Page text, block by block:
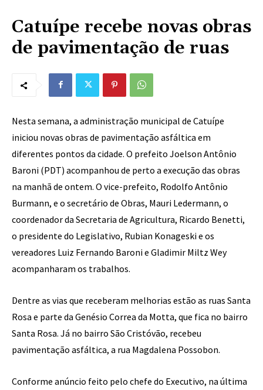
Catuípe recebe novas obras
de pavimentação de ruas
Nesta semana, a administração municipal de Catuípe
iniciou novas obras de pavimentação asfáltica em
diferentes pontos da cidade. O prefeito Joelson Antônio
Baroni (PDT) acompanhou de perto a execução das obras
na manhã de ontem. O vice-prefeito, Rodolfo Antônio
Burmann, e o secretário de Obras, Mauri Ledermann, o
coordenador da Secretaria de Agricultura, Ricardo Benetti,
o presidente do Legislativo, Rubian Konageski e os
vereadores Luiz Fernando Baroni e Gladimir Miltz Wey
acompanharam os trabalhos.
Dentre as vias que receberam melhorias estão as ruas Santa
Rosa e parte da Genésio Correa da Motta, que fica no bairro
Santa Rosa. Já no bairro São Cristóvão, recebeu
pavimentação asfáltica, a rua Magdalena Possobon.
Conforme anúncio feito pelo chefe do Executivo, na última